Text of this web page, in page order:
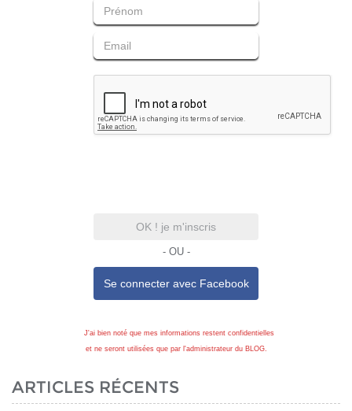
OK ! je m'inscris
- OU -
Se connecter avec Facebook
J'ai bien noté que mes informations restent confidentielles
et ne seront utilisées que par l'administrateur du BLOG.
ARTICLES RÉCENTS